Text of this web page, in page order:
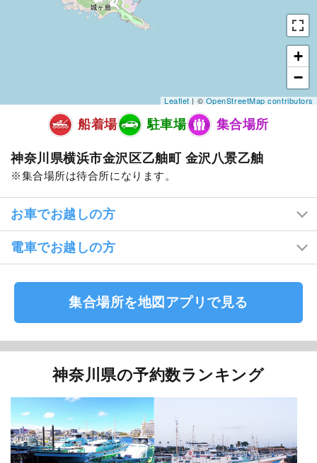
+
−
Leaflet| ©OpenStreetMap contributors
船着場 駐車場 集合場所
神奈川県横浜市金沢区乙舳町 金沢八景乙舳
集合場所は待合所になります。
お車でお越しの方
電車でお越しの方
集合場所を地図アプリで見る
神奈川県の予約数ランキング